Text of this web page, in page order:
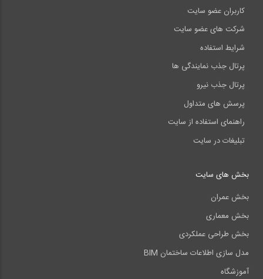
کاربران عضو سایت
شرکت های عضو سایت
شرایط استفاده
پرتال جذب نمایندگی ها
پرتال جذب نیرو
پرسش های متداول
راهنمای استفاده از سایت
تبلیغات در سایت
بخش های سایت
بخش عمران
بخش معماری
بخش طراحی عملکردی
مدل سازی اطلاعات ساختمان BIM
آموزشگاه